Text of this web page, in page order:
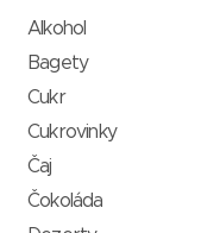
Alkohol
Bagety
Cukr
Cukrovinky
Čaj
Čokoláda